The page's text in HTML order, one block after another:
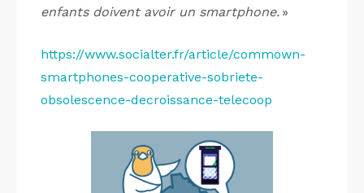
enfants doivent avoir un smartphone. »
https://www.socialter.fr/article/commown-
smartphones-cooperative-sobriete-
obsolescence-decroissance-telecoop